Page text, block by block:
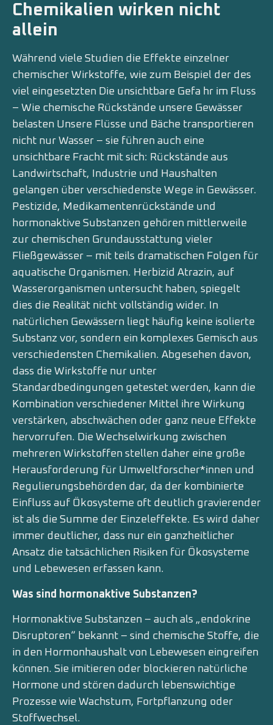
Chemikalien wirken nicht
allein
Während viele Studien die Effekte einzelner
chemischer Wirkstoffe, wie zum Beispiel der des
viel eingesetzten Die unsichtbare Gefa hr im Fluss
– Wie chemische Rückstände unsere Gewässer
belasten Unsere Flüsse und Bäche transportieren
nicht nur Wasser – sie führen auch eine
unsichtbare Fracht mit sich: Rückstände aus
Landwirtschaft, Industrie und Haushalten
gelangen über verschiedenste Wege in Gewässer.
Pestizide, Medikamentenrückstände und
hormonaktive Substanzen gehören mittlerweile
zur chemischen Grundausstattung vieler
Fließgewässer – mit teils dramatischen Folgen für
aquatische Organismen. Herbizid Atrazin, auf
Wasserorganismen untersucht haben, spiegelt
dies die Realität nicht vollständig wider. In
natürlichen Gewässern liegt häufig keine isolierte
Substanz vor, sondern ein komplexes Gemisch aus
verschiedensten Chemikalien. Abgesehen davon,
dass die Wirkstoffe nur unter
Standardbedingungen getestet werden, kann die
Kombination verschiedener Mittel ihre Wirkung
verstärken, abschwächen oder ganz neue Effekte
hervorrufen. Die Wechselwirkung zwischen
mehreren Wirkstoffen stellen daher eine große
Herausforderung für Umweltforscher*innen und
Regulierungsbehörden dar, da der kombinierte
Einfluss auf Ökosysteme oft deutlich gravierender
ist als die Summe der Einzeleffekte. Es wird daher
immer deutlicher, dass nur ein ganzheitlicher
Ansatz die tatsächlichen Risiken für Ökosysteme
und Lebewesen erfassen kann.
Was sind hormonaktive Substanzen?
Hormonaktive Substanzen – auch als „endokrine
Disruptoren“ bekannt – sind chemische Stoffe, die
in den Hormonhaushalt von Lebewesen eingreifen
können. Sie imitieren oder blockieren natürliche
Hormone und stören dadurch lebenswichtige
Prozesse wie Wachstum, Fortpflanzung oder
Stoffwechsel.